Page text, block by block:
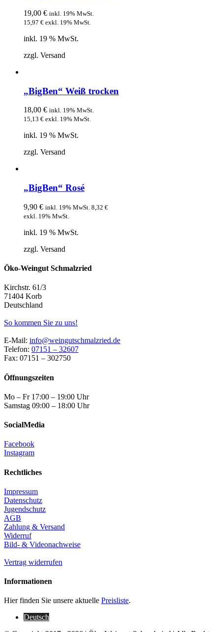
19,00 € inkl. 19% MwSt.
15,97 € exkl. 19% MwSt.
inkl. 19 % MwSt.
zzgl. Versand
„BigBen“ Weiß trocken
18,00 € inkl. 19% MwSt.
15,13 € exkl. 19% MwSt.
inkl. 19 % MwSt.
zzgl. Versand
„BigBen“ Rosé
9,90 € inkl. 19% MwSt. 8,32 €
exkl. 19% MwSt.
inkl. 19 % MwSt.
zzgl. Versand
Öko-Weingut Schmalzried
Kirchstr. 61/3
71404 Korb
Deutschland
So kommen Sie zu uns!
E-Mail: info@weingutschmalzried.de
Telefon: 07151 – 32607
Fax: 07151 – 302750
Öffnungszeiten
Mo – Fr 17:00 – 19:00 Uhr
Samstag 09:00 – 18:00 Uhr
SocialMedia
Facebook
Instagram
Rechtliches
Impressum
Datenschutz
Jugendschutz
AGB
Zahlung & Versand
Widerruf
Bild- & Videonachweise
Vertrag widerrufen
Informationen
Hier finden Sie unsere aktuelle Preisliste.
Deutsch